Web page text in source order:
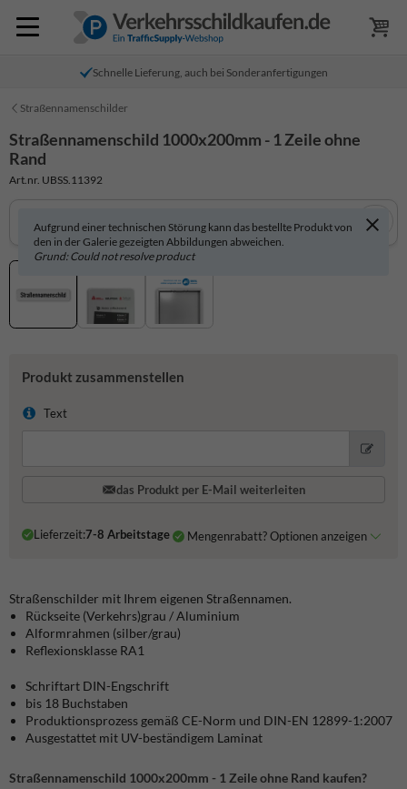
Schnelle Lieferung, auch bei Sonderanfertigungen
Straßennamenschilder
Straßennamenschild 1000x200mm - 1 Zeile ohne
Rand
Art.nr. UBSS.11392
Aufgrund einer technischen Störung kann das bestellte Produkt von
den in der Galerie gezeigten Abbildungen abweichen.
Grund: Could not resolve product
Produkt zusammenstellen
Text
das Produkt per E-Mail weiterleiten
Lieferzeit:7-8 Arbeitstage Mengenrabatt? Optionen anzeigen
Straßenschilder mit Ihrem eigenen Straßennamen.
Rückseite (Verkehrs)grau / Aluminium
Alformrahmen (silber/grau)
Reflexionsklasse RA1
Schriftart DIN-Engschrift
bis 18 Buchstaben
Produktionsprozess gemäß CE-Norm und DIN-EN 12899-1:2007
Ausgestattet mit UV-beständigem Laminat
Straßennamenschild 1000x200mm - 1 Zeile ohne Rand kaufen?